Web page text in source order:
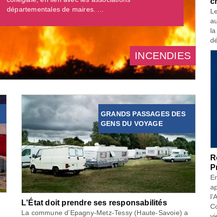
départementales de maires. ...
INCENDIES
GRANDS PASSAGES DES
GENS DU VOYAGE
L'État doit prendre ses responsabilités
La commune d’Epagny-Metz-Tessy (Haute-Savoie) a